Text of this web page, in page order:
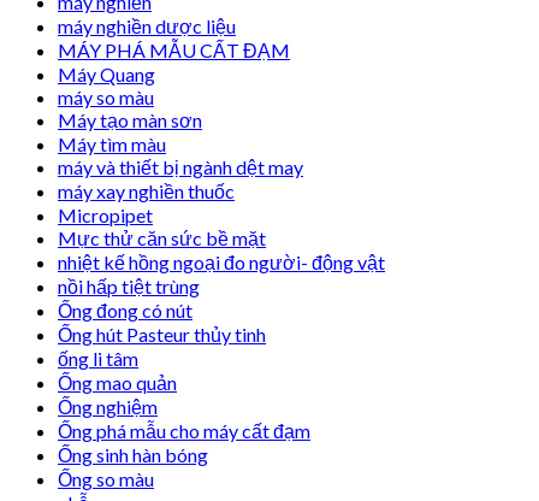
máy nghiền dược liệu
MÁY PHÁ MẪU CẤT ĐẠM
Máy Quang
máy so màu
Máy tạo màn sơn
Máy tìm màu
máy và thiết bị ngành dệt may
máy xay nghiền thuốc
Micropipet
Mực thử căn sức bề mặt
nhiệt kế hồng ngoại đo người- động vật
nồi hấp tiệt trùng
Ống đong có nút
Ống hút Pasteur thủy tinh
ống li tâm
Ống mao quản
Ống nghiệm
Ống phá mẫu cho máy cất đạm
Ống sinh hàn bóng
Ống so màu